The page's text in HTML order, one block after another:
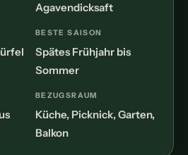
Agavendicksaft
BESTE SAISON
Spätes Frühjahr bis
Sommer
BEZUGSRAUM
Küche, Picknick, Garten,
Balkon